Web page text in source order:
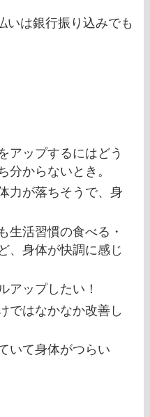
は銀行振り込みでも
アップするにはどう
分からないとき。
力が落ちそうで、身
活習慣の食べる・
、身体が快調に感じ
ップしたい！
ではなかなか改善し
いて身体がつらい